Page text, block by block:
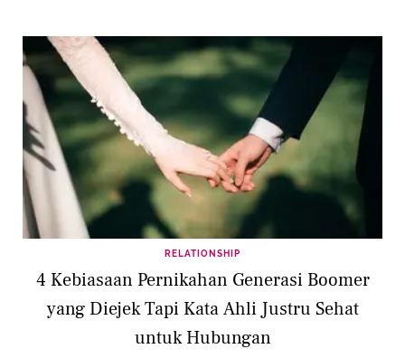
RELATIONSHIP
4 Kebiasaan Pernikahan Generasi Boomer
yang Diejek Tapi Kata Ahli Justru Sehat
untuk Hubungan